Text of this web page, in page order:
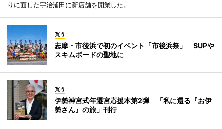
りに面した宇治浦田に新店舗を開業した。
買う
志摩・市後浜で初のイベント「市後浜祭」 SUPや
スキムボードの聖地に
買う
伊勢神宮式年遷宮応援本第2弾 「私に還る『お伊
勢さん』の旅」刊行